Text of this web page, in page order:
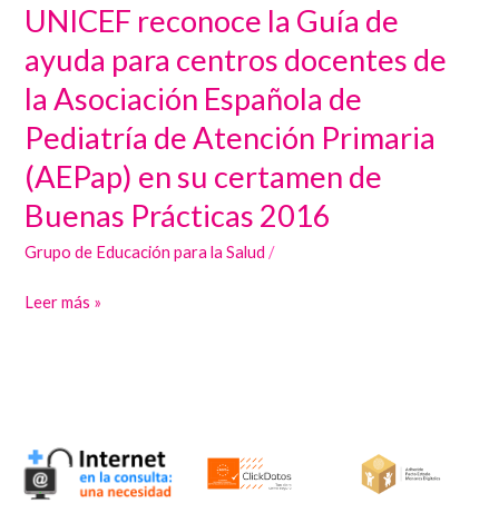
UNICEF reconoce la Guía de
ayuda para centros docentes de
la Asociación Española de
Pediatría de Atención Primaria
(AEPap) en su certamen de
Buenas Prácticas 2016
Grupo de Educación para la Salud /
UNICEF
la
Guía
de
para
centros
docentes
la
de
Atención
Primaria
Leer más »